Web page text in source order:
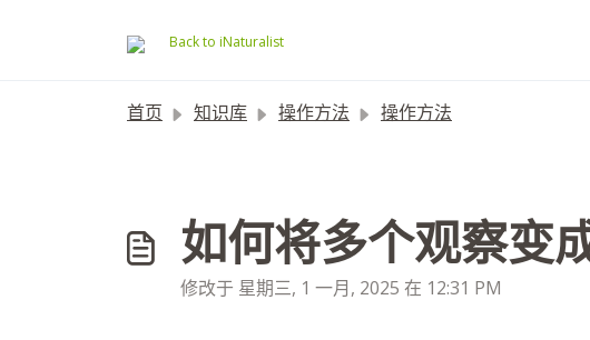
Back to iNaturalist
首页 知识库 操作方法 操作方法
如何将多个观察变
修改于 星期三, 1 一月, 2025 在 12:31 PM